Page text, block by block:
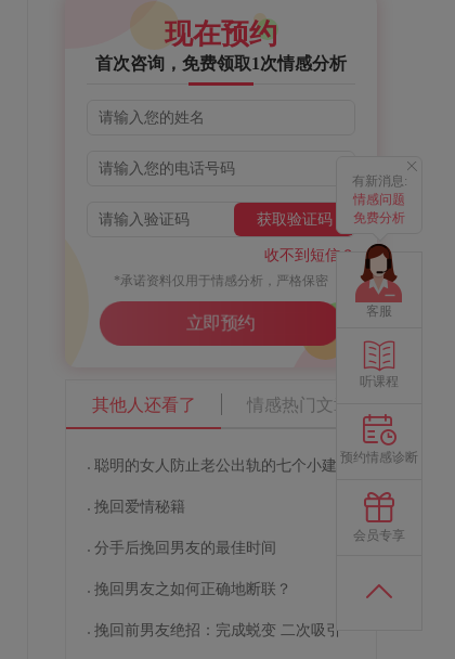
现在预约
首次咨询，免费领取1次情感分析
获取验证码
收不到短信？
*承诺资料仅用于情感分析，严格保密
立即预约
其他人还看了 情感热门文章
聪明的女人防止老公出轨的七个小建议
挽回爱情秘籍
分手后挽回男友的最佳时间
挽回男友之如何正确地断联？
挽回前男友绝招：完成蜕变 二次吸引
有新消息:
情感问题
免费分析
客服
听课程
预约情感诊断
会员专享